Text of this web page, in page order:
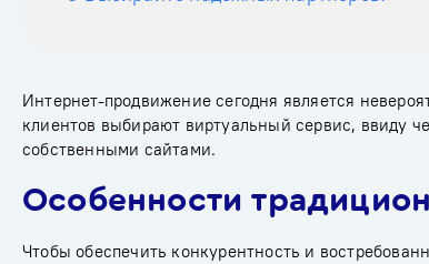
Интернет-продвижение сегодня является
клиентов выбирают виртуальный сервис, ввиду
собственными сайтами.
Особенности
Чтобы обеспечить конкурентность и